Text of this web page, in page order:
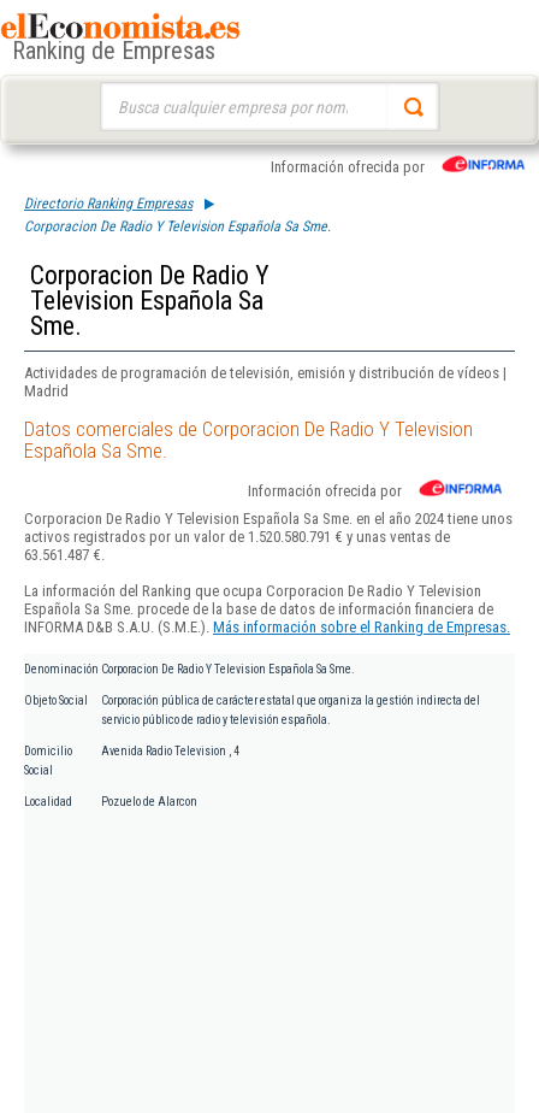
Ranking de Empresas
Información ofrecida por
Directorio Ranking Empresas
Corporacion De Radio Y Television Española Sa Sme.
Corporacion De Radio Y
Television Española Sa
Sme.
Actividades de programación de televisión, emisión y distribución de vídeos |
Madrid
Datos comerciales de Corporacion De Radio Y Television
Española Sa Sme.
Información ofrecida por
Corporacion De Radio Y Television Española Sa Sme. en el año 2024 tiene unos
activos registrados por un valor de 1.520.580.791 € y unas ventas de
63.561.487 €.
La información del Ranking que ocupa Corporacion De Radio Y Television
Española Sa Sme. procede de la base de datos de información financiera de
INFORMA D&B S.A.U. (S.M.E.). Más información sobre el Ranking de Empresas.
Denominación Corporacion De Radio Y Television Española Sa Sme.
Objeto Social
Corporación pública de carácter estatal que organiza la gestión indirecta del
servicio público de radio y televisión española.
Domicilio
Social
Avenida Radio Television , 4
Localidad Pozuelo de Alarcon